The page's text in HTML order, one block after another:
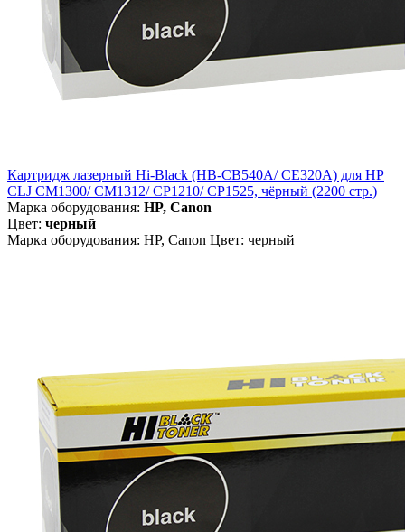
Картридж лазерный Hi-Black (HB-CB540A/ CE320A) для HP
CLJ CM1300/ CM1312/ CP1210/ CP1525, чёрный (2200 стр.)
Марка оборудования: HP, Canon
Цвет: черный
Марка оборудования: HP, Canon Цвет: черный